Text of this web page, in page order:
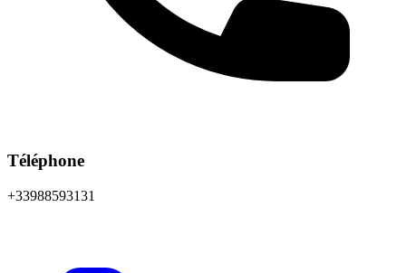
Téléphone
+33988593131